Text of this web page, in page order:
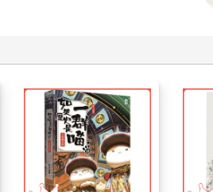
要忙。你對這個網站有興趣嗎？我可
息收益等等的。近期有一筆資金會注
2011年2月3日簽署一份附加條件極不